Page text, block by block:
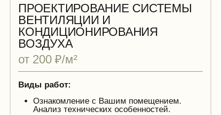
ПРОЕКТИРОВАНИЕ СИСТЕМЫ
ВЕНТИЛЯЦИИ И
КОНДИЦИОНИРОВАНИЯ
ВОЗДУХА
от 200 ₽/м²
Виды работ:
Ознакомление с Вашим помещением.
Анализ технических особенностей.